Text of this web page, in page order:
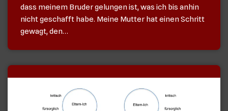
dass meinem Bruder gelungen ist, was ich bis anhin
nicht geschafft habe. Meine Mutter hat einen Schritt
gewagt, den…